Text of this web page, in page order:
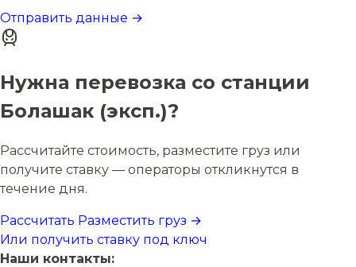
Отправить данные →
Нужна перевозка со станции
Болашак (эксп.)?
Рассчитайте стоимость, разместите груз или
получите ставку — операторы откликнутся в
течение дня.
Рассчитать Разместить груз →
Или получить ставку под ключ
Наши контакты: